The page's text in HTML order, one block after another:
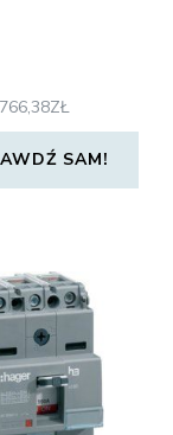
ZŁ
SAM!